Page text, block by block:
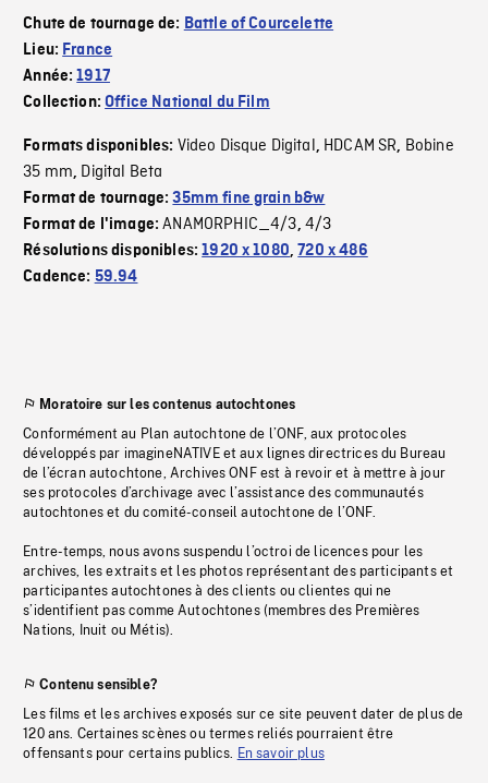
Chute de tournage de: Battle of Courcelette
Lieu: France
Année:1917
Collection:Office National du Film
Formats disponibles: Video Disque Digital, HDCAM SR, Bobine
35 mm, Digital Beta
Format de tournage:35mm fine grain b&w
Format de l'image:ANAMORPHIC_4/3, 4/3
Résolutions disponibles:1920 x 1080,720 x 486
Cadence: 59.94
Moratoire sur les contenus autochtones
Conformément au Plan autochtone de l’ONF, aux protocoles
développés par imagineNATIVE et aux lignes directrices du Bureau
de l’écran autochtone, Archives ONF est à revoir et à mettre à jour
ses protocoles d’archivage avec l’assistance des communautés
autochtones et du comité-conseil autochtone de l’ONF.
Entre-temps, nous avons suspendu l’octroi de licences pour les
archives, les extraits et les photos représentant des participants et
participantes autochtones à des clients ou clientes qui ne
s’identifient pas comme Autochtones (membres des Premières
Nations, Inuit ou Métis).
Contenu sensible?
Les films et les archives exposés sur ce site peuvent dater de plus de
120 ans. Certaines scènes ou termes reliés pourraient être
offensants pour certains publics. En savoir plus